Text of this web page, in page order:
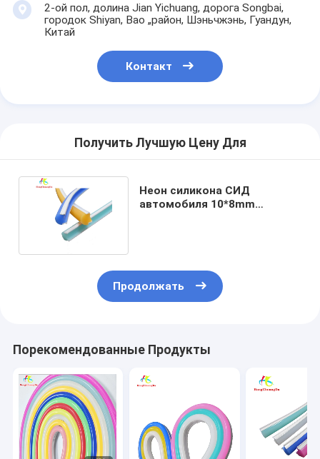
2-ой пол, долина Jian Yichuang, дорога Songbai,
городок Shiyan, Bao „район, Шэньчжэнь, Гуандун,
Китай
Контакт
Получить Лучшую Цену Для
Неон силикона СИД
автомобиля 10*8mm
Продолжать
Порекомендованные Продукты